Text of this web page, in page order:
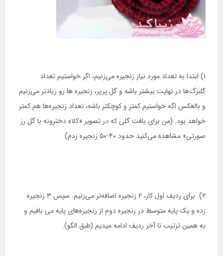
۱) ابتدا به تعداد مورد نیاز زنجیره می‌زنیم، اگر خواستیم تعداد
گلبرگ‌ها در نهایت بیشتر باشه و گل پرپر، زنجیره ها رو زیادتر می‌زنیم
و بالعکس اگه خواستیم کمتر و کوچکتر باشه، تعداد زنجیره‌ها هم کمتر
خواهد بود. (من برای بافت گلی که در تصویر «کلاه دخترونه با گل رز
صورتی» مشاهده می‌کنید حدود ۴۰-۵۰ زنجیره زدم)
۲) برای ردیف اول کار، ۲ زنجیره اضافه‌تر می‌زنیم. سپس ۳ زنجیره
زده و یک پایه متوسط در زنجیره دوم از زنجیره‌های پایه می بافیم و
به همین ترتیب تا آخر ردیف ادامه میدیم (طبق الگو).